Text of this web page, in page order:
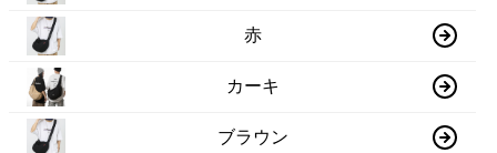
赤
カーキ
ブラウン